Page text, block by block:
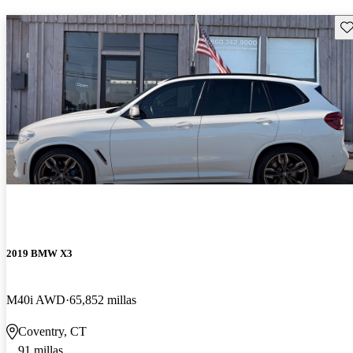
2019 BMW X3
M40i AWD 65,852 millas
Coventry, CT